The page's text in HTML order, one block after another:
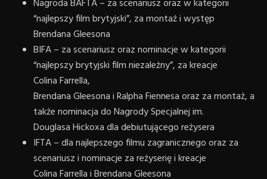
Nagroda BAFTA – za scenariusz oraz w kategorii
“najlepszy film brytyjski”, za montaż i występ
Brendana Gleesona
BIFA – za scenariusz oraz nominacje w kategorii
“najlepszy brytyjski film niezależny”, za kreacje
Colina Farrella,
Brendana Gleesona i Ralpha Fiennesa oraz za montaż, a
także nominacja do Nagrody Specjalnej im.
Douglasa Hickoxa dla debiutującego reżysera
IFTA – dla najlepszego filmu zagranicznego oraz za
scenariusz i nominacje za reżyserię i kreacje
Colina Farrella i Brendana Gleesona